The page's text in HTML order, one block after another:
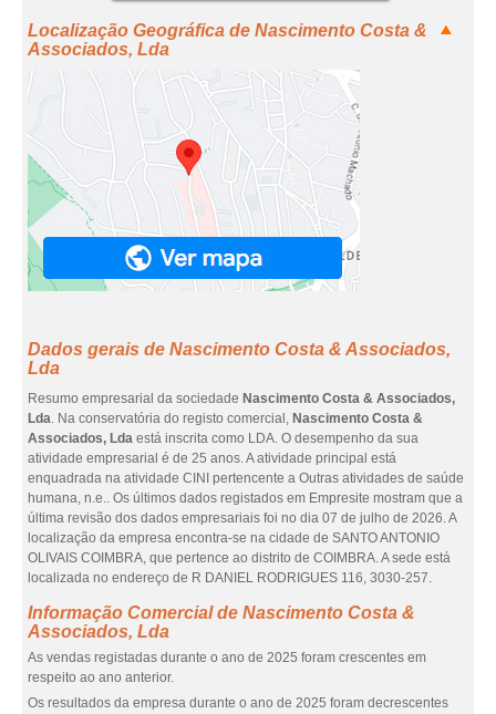
Localização Geográfica de Nascimento Costa &
Associados, Lda
Dados gerais de Nascimento Costa & Associados,
Lda
Resumo empresarial da sociedade Nascimento Costa & Associados,
Lda. Na conservatória do registo comercial, Nascimento Costa &
Associados, Lda está inscrita como LDA. O desempenho da sua
atividade empresarial é de 25 anos. A atividade principal está
enquadrada na atividade CINI pertencente a Outras atividades de saúde
humana, n.e.. Os últimos dados registados em Empresite mostram que a
última revisão dos dados empresariais foi no dia 07 de julho de 2026. A
localização da empresa encontra-se na cidade de SANTO ANTONIO
OLIVAIS COIMBRA, que pertence ao distrito de COIMBRA. A sede está
localizada no endereço de R DANIEL RODRIGUES 116, 3030-257.
Informação Comercial de Nascimento Costa &
Associados, Lda
As vendas registadas durante o ano de 2025 foram crescentes em
respeito ao ano anterior.
Os resultados da empresa durante o ano de 2025 foram decrescentes